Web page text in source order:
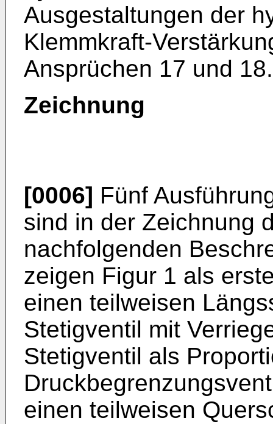
Ausgestaltungen der
Klemmkraft-
Ansprüchen 17 und 18.
Zeichnung
[0006] Fünf
sind in der Zeichnung
nachfolgenden
zeigen Figur 1 als
einen teilweisen
Stetigventil mit
Stetigventil als
einen teilweisen